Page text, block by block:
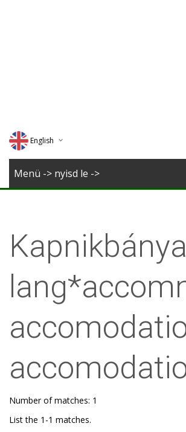
English
Deutsch
Menü -> nyisd le ->
Number of matches: 1
List the 1-1 matches.